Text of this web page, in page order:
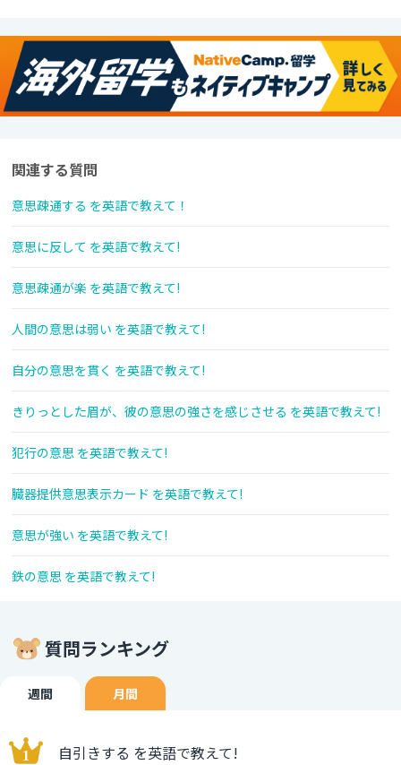
関連する質問
意思疎通する を英語で教えて！
意思に反して を英語で教えて!
意思疎通が楽 を英語で教えて!
人間の意思は弱い を英語で教えて!
自分の意思を貫く を英語で教えて!
きりっとした眉が、彼の意思の強さを感じさせる を英語で教えて!
犯行の意思 を英語で教えて!
臓器提供意思表示カード を英語で教えて!
意思が強い を英語で教えて!
鉄の意思 を英語で教えて!
質問ランキング
週間 月間
自引きする を英語で教えて!